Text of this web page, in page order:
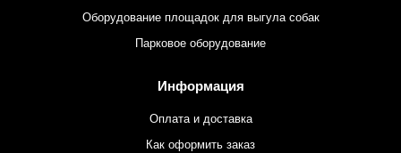
Оборудование площадок для выгула собак
Парковое оборудование
Информация
Оплата и доставка
Как оформить заказ